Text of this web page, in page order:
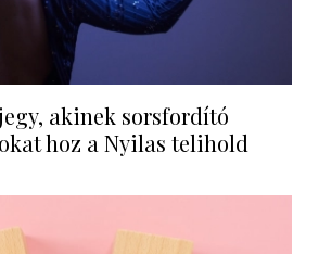
akinek sorsfordító
hoz a Nyilas telihold